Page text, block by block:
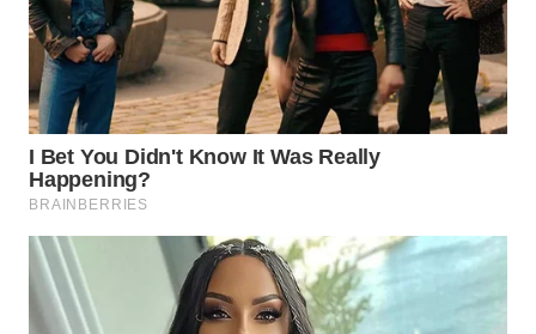
WN
NATUNA
WN
BINTAN
WN
MANDALIKA
WN
LIKUPANG